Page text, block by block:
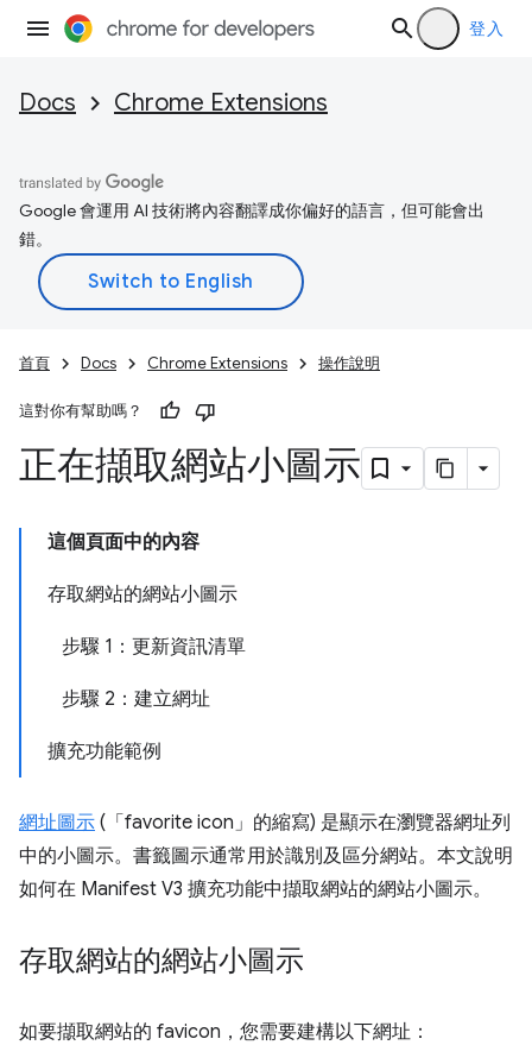
登入
Docs Chrome Extensions
Google 會運用 AI 技術將內容翻譯成你偏好的語言，但可能會出
錯。
首頁 Docs Chrome Extensions 操作說明
這對你有幫助嗎？
正在擷取網站小圖示
這個頁面中的內容
存取網站的網站小圖示
步驟 1：更新資訊清單
步驟 2：建立網址
擴充功能範例
網址圖示 (「favorite icon」的縮寫) 是顯示在瀏覽器網址列
中的小圖示。書籤圖示通常用於識別及區分網站。本文說明
如何在 Manifest V3 擴充功能中擷取網站的網站小圖示。
存取網站的網站小圖示
如要擷取網站的 favicon，您需要建構以下網址：